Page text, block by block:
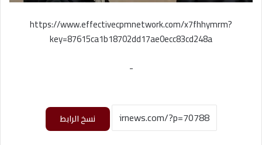
https://www.effectivecpmnetwork.com/x7fhhymrm?
key=87615ca1b18702dd17ae0ecc83cd248a
-
نسخ الرابط